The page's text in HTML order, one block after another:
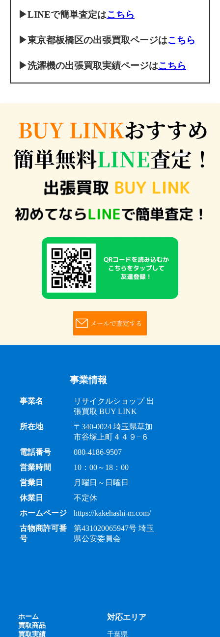
▶LINEで簡単査定はこちら
▶東京都板橋区の出張買取ページはこちら
▶洗濯機の出張買取実績ページはこちら
事業情報
事業名
リサイクルショップ 出
張買取 BUY LINK
所在地
〒340-0024 埼玉県草加
市谷塚上町４４９−６
電話番号
080-4186-9507
営業時間
10：00～18：00
営業日
月曜日～日曜日
休業日
不定休
ホームページ
https://kakehashi-m.com/
古物商許可番
号
第431020065947号 埼玉
県公安委員会
ホーム
買取商品
買取実績
対応エリア
千葉県